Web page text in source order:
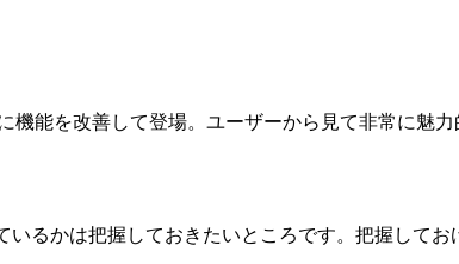
能を改善して登場。ユーザーから見て非常に魅
るかは把握しておきたいところです。把握してお